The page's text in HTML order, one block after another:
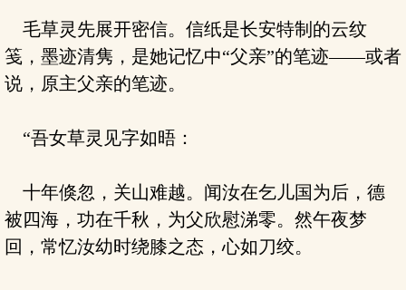
毛草灵先展开密信。信纸是长安特制的云纹
笺，墨迹清隽，是她记忆中“父亲”的笔迹——或者
说，原主父亲的笔迹。
“吾女草灵见字如晤：
十年倏忽，关山难越。闻汝在乞儿国为后，德
被四海，功在千秋，为父欣慰涕零。然午夜梦
回，常忆汝幼时绕膝之态，心如刀绞。